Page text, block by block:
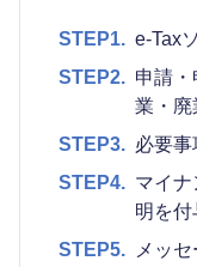
STEP1. e-Tax
STEP2. 申請
業・廃
STEP3. 必要事
STEP4. マイ
明を付
STEP5.
メッ